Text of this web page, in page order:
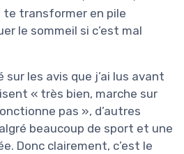
te transformer en pile
le sommeil si c’est mal
sur les avis que j’ai lus avant
« très bien, marche sur
pas », d’autres
beaucoup de sport et une
Donc clairement, c’est le